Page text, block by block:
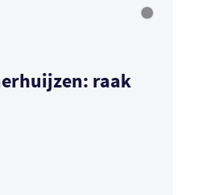
raak